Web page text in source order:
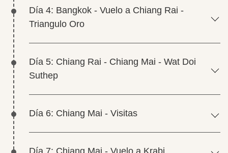
Día 4: Bangkok - Vuelo a Chiang Rai -
Triangulo Oro
Día 5: Chiang Rai - Chiang Mai - Wat Doi
Suthep
Día 6: Chiang Mai - Visitas